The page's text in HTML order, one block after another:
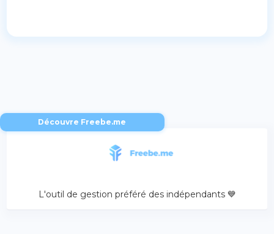
Découvre Freebe.me
L'outil de gestion préféré des indépendants 💙